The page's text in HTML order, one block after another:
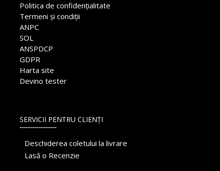
Politica de confidențialitate
Termeni și condiții
ANPC
SOL
ANSPDCP
GDPR
Harta site
Devino tester
SERVICII PENTRU CLIENȚI
Deschiderea coletului la livrare
Lasă o Recenzie